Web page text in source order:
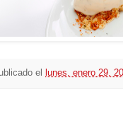
el lunes, enero 29,